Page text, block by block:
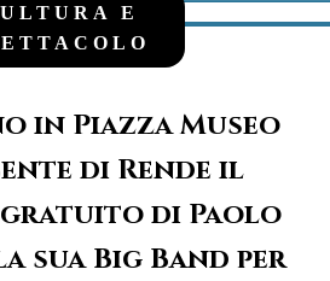
E
in Piazza Museo
di Rende il
di Paolo
sua Big Band per